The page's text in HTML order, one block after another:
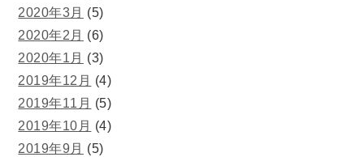
2020年3月 (5)
2020年2月 (6)
2020年1月 (3)
2019年12月 (4)
2019年11月 (5)
2019年10月 (4)
2019年9月 (5)